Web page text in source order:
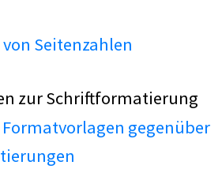
Seitenzahlen
zur Schriftformatierung
gegenüber